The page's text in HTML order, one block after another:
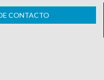
CONTACTO